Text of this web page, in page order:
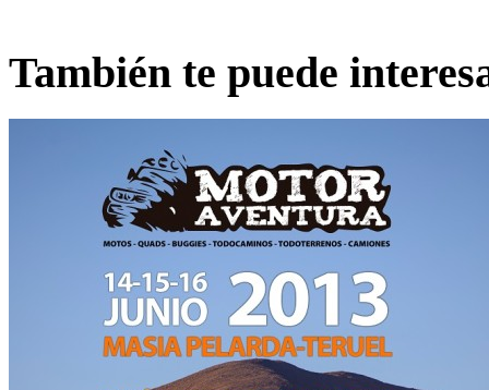
También te puede